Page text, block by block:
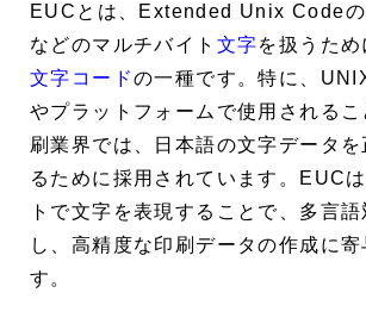
EUC とは、Extended Unix Code
などのマルチバイト 文字を扱うた
文字コードの一種です。特に、
やプラットフォームで使用されるこ
刷業界では、日本語の文字データを
るために採用されています。EUC
トで文字を表現することで、多言
し、高精度な印刷データの作成に寄
す。